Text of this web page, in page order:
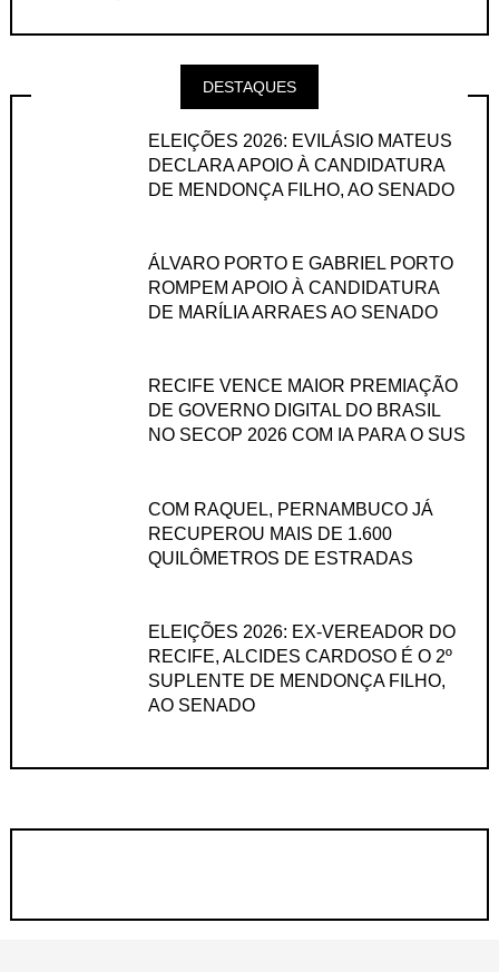
DESTAQUES
ELEIÇÕES 2026: EVILÁSIO MATEUS
DECLARA APOIO À CANDIDATURA
DE MENDONÇA FILHO, AO SENADO
ÁLVARO PORTO E GABRIEL PORTO
ROMPEM APOIO À CANDIDATURA
DE MARÍLIA ARRAES AO SENADO
RECIFE VENCE MAIOR PREMIAÇÃO
DE GOVERNO DIGITAL DO BRASIL
NO SECOP 2026 COM IA PARA O SUS
COM RAQUEL, PERNAMBUCO JÁ
RECUPEROU MAIS DE 1.600
QUILÔMETROS DE ESTRADAS
ELEIÇÕES 2026: EX-VEREADOR DO
RECIFE, ALCIDES CARDOSO É O 2º
SUPLENTE DE MENDONÇA FILHO,
AO SENADO